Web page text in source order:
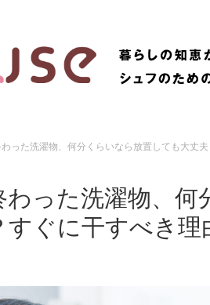
趣味 食材辞典
った洗濯物、何分くらいなら放置しても大丈
った洗濯物、何
すぐに干すべき理